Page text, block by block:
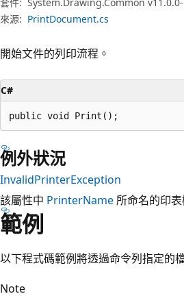
來源: PrintDocument.cs
開始文件的列印流程。
C#
public void Print();
例外狀況
InvalidPrinterException
該屬性中 PrinterName 所命名的印
範例
以下程式碼範例將透過命令列指定的
Note